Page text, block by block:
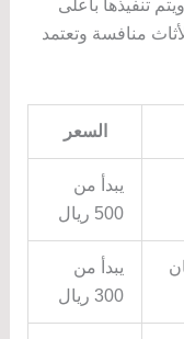
تنفيذها بأعلى
منافسة وتعتمد
السعر
يبدأ من
500 ريال
يبدأ من
300 ريال